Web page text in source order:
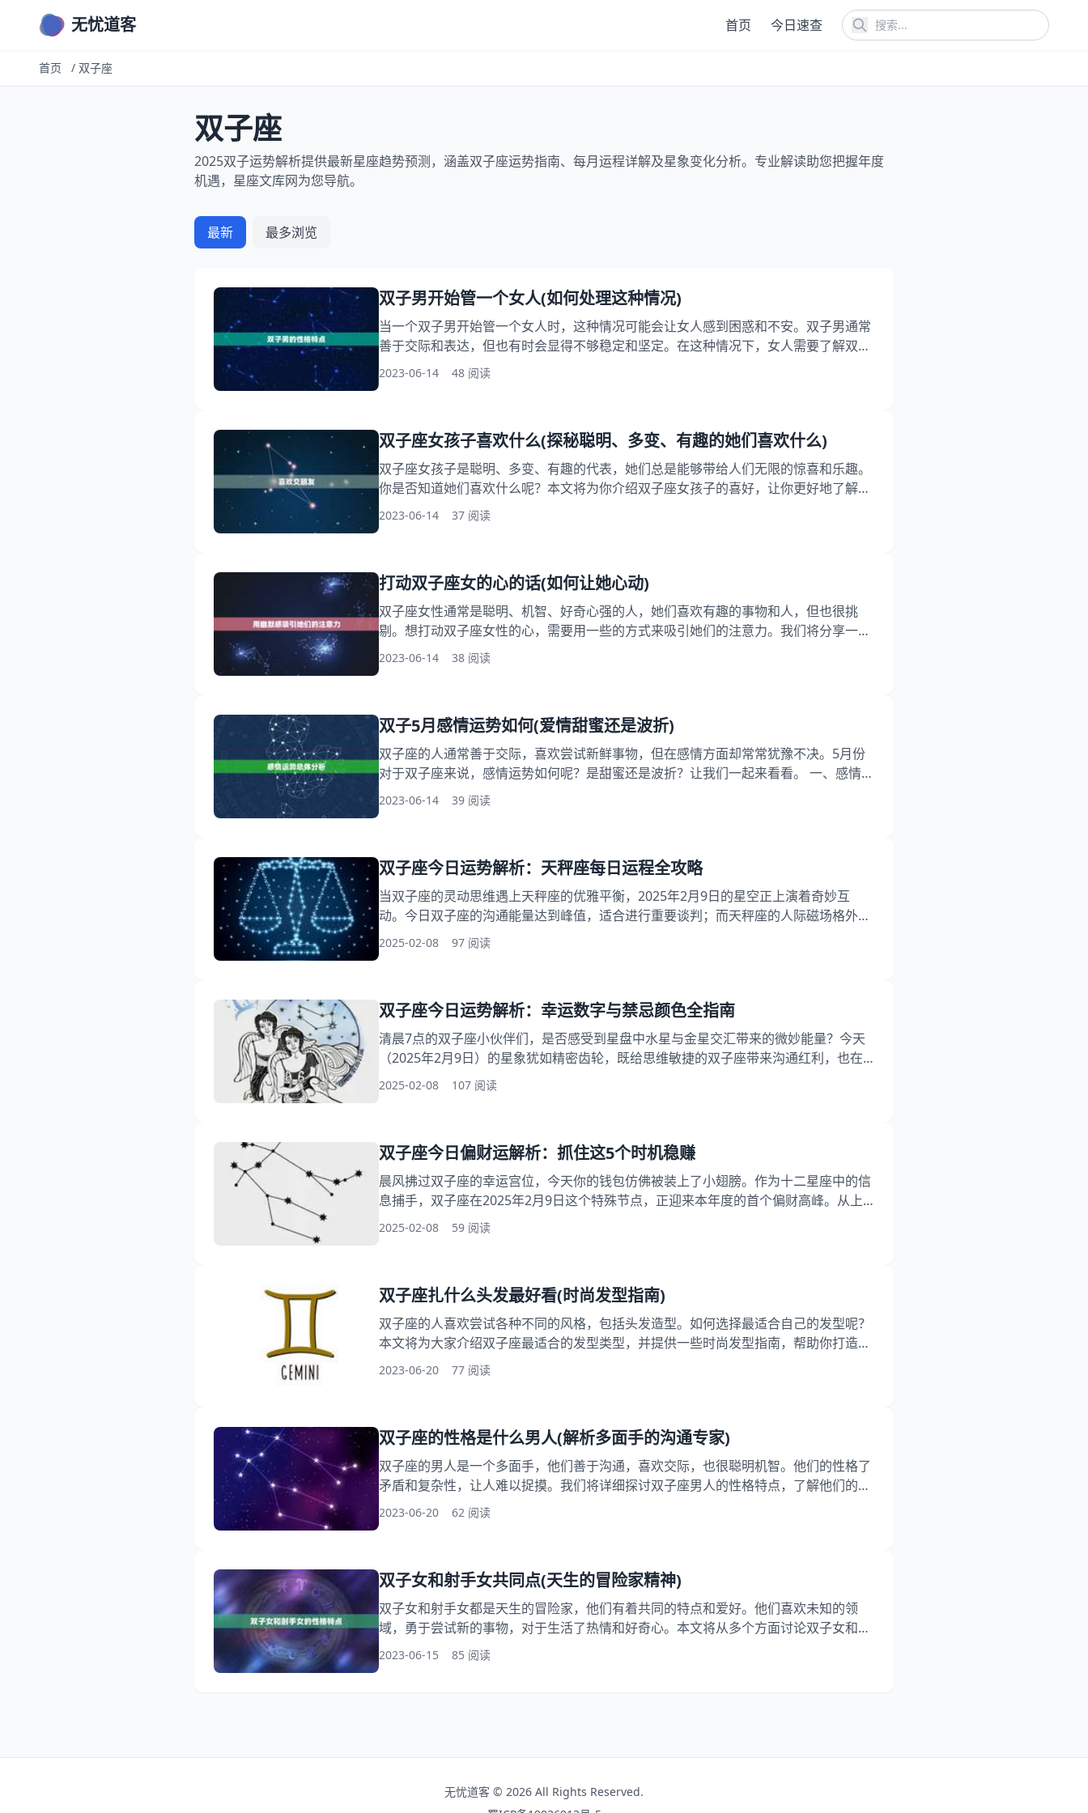
无忧道客 首页 今日速查
首页 / 双子座
双子座
2025双子运势解析提供最新星座趋势预测，涵盖双子座运势指南、每月运程详解及星象变化分析。专业解读助您把握年度
机遇，星座文库网为您导航。
最新 最多浏览
双子男开始管一个女人(如何处理这种情况)
当一个双子男开始管一个女人时，这种情况可能会让女人感到困惑和不安。双子男通常
善于交际和表达，但也有时会显得不够稳定和坚定。在这种情况下，女人需要了解双子
男的性格特点和处理方式，以便更好地应对这种情况。本文将详细讨论双子男如何处理
这种情况，帮助女人更好地理解和应对。 一、双子男的性格特点 双子男通常善于交际
2023-06-14 48 阅读
双子座女孩子喜欢什么(探秘聪明、多变、有趣的她们喜欢什么)
双子座女孩子是聪明、多变、有趣的代表，她们总是能够带给人们无限的惊喜和乐趣。
你是否知道她们喜欢什么呢？本文将为你介绍双子座女孩子的喜好，让你更好地了解她
们，与她们更好地相处。 一、喜欢交朋友 双子座女孩子是非常喜欢交朋友的，她们喜
欢和不同的人交往，因为她们觉得有不同的故事和经历，可以让她们更加开阔眼界。她
2023-06-14 37 阅读
打动双子座女的心的话(如何让她心动)
双子座女性通常是聪明、机智、好奇心强的人，她们喜欢有趣的事物和人，但也很挑
剔。想打动双子座女性的心，需要用一些的方式来吸引她们的注意力。我们将分享一些
如何让双子座女性心动的话语和方法，希望能帮助你成功地吸引她们的注意力。 一、用
幽默感吸引她们的注意力 双子座女性通常喜欢有趣的人和事物，想吸引她们的注意力，
2023-06-14 38 阅读
双子5月感情运势如何(爱情甜蜜还是波折)
双子座的人通常善于交际，喜欢尝试新鲜事物，但在感情方面却常常犹豫不决。5月份
对于双子座来说，感情运势如何呢？是甜蜜还是波折？让我们一起来看看。 一、感情运
势总体分析 双子座的人在5月份的感情运势比较平稳，没有太多的波折和变化。对于单
身的双子座来说，这个月有机会结识新的异性朋友，要注意不要被表面的浮华所迷惑，
2023-06-14 39 阅读
双子座今日运势解析：天秤座每日运程全攻略
当双子座的灵动思维遇上天秤座的优雅平衡，2025年2月9日的星空正上演着奇妙互
动。今日双子座的沟通能量达到峰值，适合进行重要谈判；而天秤座的人际磁场格外活
跃，单身者不妨留意聚会场合的邂逅。每日运势查询显示，这两个风向星座都需注意电
子产品故障风险，建议重要文件做好云端备份。 星座能量导航： 一、双子座能量磁场
2025-02-08 97 阅读
双子座今日运势解析：幸运数字与禁忌颜色全指南
清晨7点的双子座小伙伴们，是否感受到星盘中水星与金星交汇带来的微妙能量？今天
（2025年2月9日）的星象犹如精密齿轮，既给思维敏捷的双子座带来沟通红利，也在
人际关系领域设置特殊考验。据星座屋最新数据显示，有63%的双子座会在今日遇到职
场新机遇，但需要特别注意避免在12:00-14:00的水星逆行时段签订重要协议。 双子座
2025-02-08 107 阅读
双子座今日偏财运解析：抓住这5个时机稳赚
晨风拂过双子座的幸运宫位，今天你的钱包仿佛被装上了小翅膀。作为十二星座中的信
息捕手，双子座在2025年2月9日这个特殊节点，正迎来本年度的首个偏财高峰。从上
午10点的咖啡时间到傍晚的社交聚会，处处暗藏让账户数字跃升的玄机。想要精准捕捉
这些转瞬即逝的财富信号？这份专属指南将为你揭秘3大财富通道和5个关键时间窗口。
2025-02-08 59 阅读
双子座扎什么头发最好看(时尚发型指南)
双子座的人喜欢尝试各种不同的风格，包括头发造型。如何选择最适合自己的发型呢？
本文将为大家介绍双子座最适合的发型类型，并提供一些时尚发型指南，帮助你打造最
适合自己的发型。无论你是想要时尚前卫的造型，还是想要简单自然的发型，本文都将
为你提供最适用的建议。 一、适合双子座的发型类型 双子座的人喜欢尝试各种不同的
2023-06-20 77 阅读
双子座的性格是什么男人(解析多面手的沟通专家)
双子座的男人是一个多面手，他们善于沟通，喜欢交际，也很聪明机智。他们的性格了
矛盾和复杂性，让人难以捉摸。我们将详细探讨双子座男人的性格特点，了解他们的优
点和缺点，以及如何与他们相处。 一、双子座男人的性格特点 1、多面手： 双子座男
人的性格非常复杂，他们有多种不同的面孔，让人难以捉摸。他们可以在不同的场合表
2023-06-20 62 阅读
双子女和射手女共同点(天生的冒险家精神)
双子女和射手女都是天生的冒险家，他们有着共同的特点和爱好。他们喜欢未知的领
域，勇于尝试新的事物，对于生活了热情和好奇心。本文将从多个方面讨论双子女和射
手女的共同点，希望能够带给读者更详细的了解和启发。 一、双子女和射手女的性格特
点 1.1好奇心强 双子女和射手女都是好奇心极强的人，他们喜欢未知的领域，对于新鲜
2023-06-15 85 阅读
无忧道客 © 2026 All Rights Reserved.